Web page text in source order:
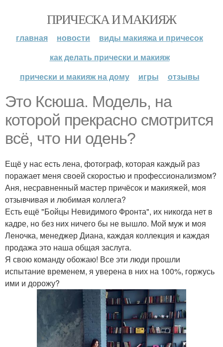
ПРИЧЕСКА И МАКИЯЖ
главная новости
виды макияжа и причесок
как делать прически и макияж
прически и макияж на дому
игры отзывы
Это Ксюша. Модель, на
которой прекрасно смотрится
всё, что ни одень?
Ещё у нас есть лена, фотограф, которая каждый раз
поражает меня своей скоростью и профессионализмом?
Аня, несравненный мастер причёсок и макияжей, моя
отзывчивая и любимая коллега?
Есть ещё "Бойцы Невидимого Фронта", их никогда нет в
кадре, но без них ничего бы не вышло. Мой муж и моя
Леночка, менеджер Диана, каждая коллекция и каждая
продажа это наша общая заслуга.
Я свою команду обожаю! Все эти люди прошли
испытание временем, я уверена в них на 100%, горжусь
ими и дорожу?